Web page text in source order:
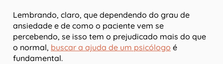
Lembrando, claro, que dependendo do grau de
ansiedade e de como o paciente vem se
percebendo, se isso tem o prejudicado mais do que
o normal, buscar a ajuda de um psicólogo é
fundamental.